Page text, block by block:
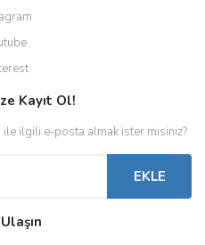
Kayıt Ol!
ile ilgili e-posta almak ister misiniz?
EKLE